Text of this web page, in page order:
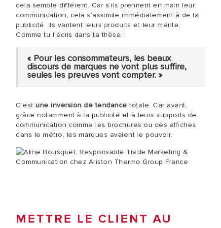
cela semble différent. Car s’ils prennent en main leur
communication, cela s’assimile immédiatement à de la
publicité. Ils vantent leurs produits et leur mérite.
Comme tu l’écris dans ta thèse :
« Pour les consommateurs, les beaux
discours de marques ne vont plus suffire,
seules les preuves vont compter. »
C’est une inversion de tendance totale. Car avant,
grâce notamment à la publicité et à leurs supports de
communication comme les brochures ou des affiches
dans le métro, les marques avaient le pouvoir.
METTRE LE CLIENT AU